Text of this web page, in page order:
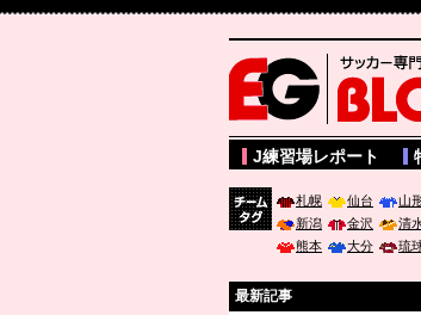
サッカー専門新聞
J練習場レポート
札幌 仙台 山
新潟
金沢 清
熊本
大分 琉
最新記事